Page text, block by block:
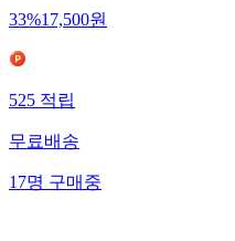
33%17,500원
525적립
무료배송
17명구매중